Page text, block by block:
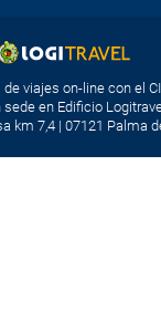
viajes on-line con el
en Edificio
km 7,4 | 07121 Palma